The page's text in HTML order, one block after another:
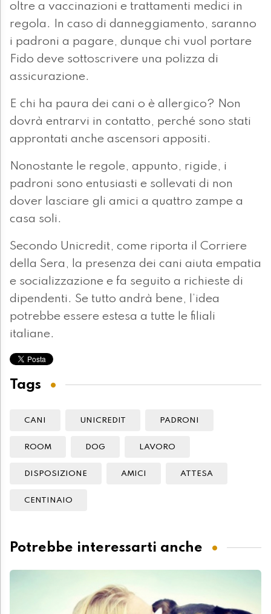
oltre a vaccinazioni e trattamenti medici in
regola. In caso di danneggiamento, saranno
i padroni a pagare, dunque chi vuol portare
Fido deve sottoscrivere una polizza di
assicurazione.
E chi ha paura dei cani o è allergico? Non
dovrà entrarvi in contatto, perché sono stati
approntati anche ascensori appositi.
Nonostante le regole, appunto, rigide, i
padroni sono entusiasti e sollevati di non
dover lasciare gli amici a quattro zampe a
casa soli.
Secondo Unicredit, come riporta il Corriere
della Sera, la presenza dei cani aiuta empatia
e socializzazione e fa seguito a richieste di
dipendenti. Se tutto andrà bene, l’idea
potrebbe essere estesa a tutte le filiali
italiane.
Tags
CANI UNICREDIT PADRONI
ROOM DOG LAVORO
DISPOSIZIONE AMICI ATTESA
CENTINAIO
Potrebbe interessarti anche